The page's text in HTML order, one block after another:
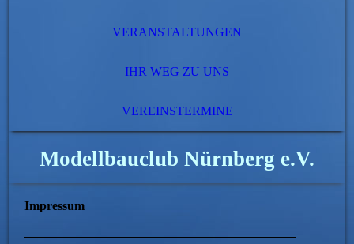
VERANSTALTUNGEN
IHR WEG ZU UNS
VEREINSTERMINE
Modellbauclub Nürnberg e.V.
Impressum